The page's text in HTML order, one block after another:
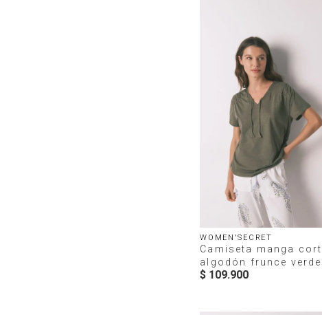
WOMEN'SECRET
Camiseta manga
algodón frunce verde
$ 109.900